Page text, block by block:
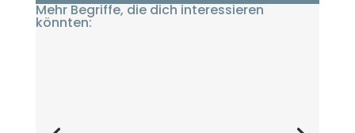
Mehr Begriffe, die dich interessieren
könnten: